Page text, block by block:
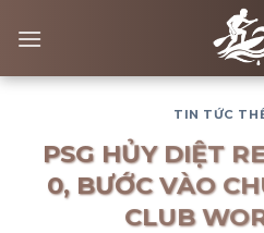
TIN TỨC
PSG HỦY DIỆT
0, BƯỚC VÀO
CLUB